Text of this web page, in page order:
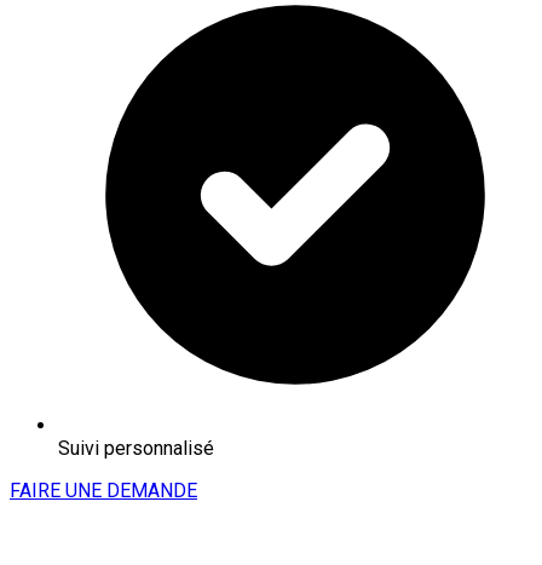
Suivi personnalisé
FAIRE UNE DEMANDE